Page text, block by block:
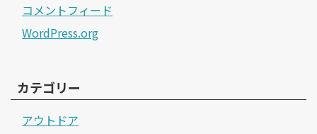
コメントフィード
WordPress.org
カテゴリー
アウトドア